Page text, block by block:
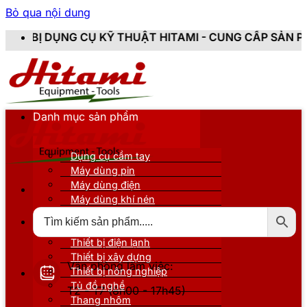
Bỏ qua nội dung
KỸ THUẬT HITAMI - CUNG CẤP SẢN PHẨM CHÍNH
Văn phòng làm việc:
T2 - T7 (8h00 - 17h45)
Danh mục sản phẩm
Dụng cụ cầm tay
Máy dùng pin
Máy dùng điện
Máy dùng khí nén
Thiết bị nâng đỡ
Thiết bị điện lạnh
Thiết bị xây dựng
Thiết bị nông nghiệp
Tủ đồ nghề
Thang nhôm